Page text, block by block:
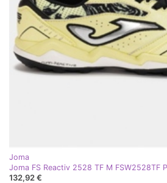
Joma
Joma FS Reactiv 2528 TF M FSW2528TF
132,92 €